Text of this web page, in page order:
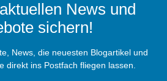
News und
sichern!
News, die neuesten Blogartikel und
direkt ins Postfach fliegen lassen.